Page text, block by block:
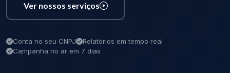
Ver nossos serviços
Conta no seu CNPJ
Relatórios em tempo real
Campanha no ar em 7 dias